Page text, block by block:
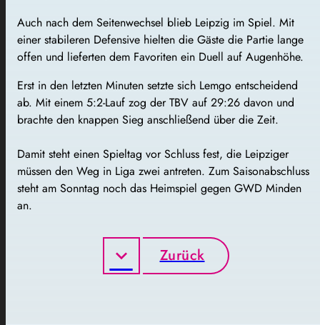
Auch nach dem Seitenwechsel blieb Leipzig im Spiel. Mit
einer stabileren Defensive hielten die Gäste die Partie lange
offen und lieferten dem Favoriten ein Duell auf Augenhöhe.
Erst in den letzten Minuten setzte sich Lemgo entscheidend
ab. Mit einem 5:2-Lauf zog der TBV auf 29:26 davon und
brachte den knappen Sieg anschließend über die Zeit.
Damit steht einen Spieltag vor Schluss fest, die Leipziger
müssen den Weg in Liga zwei antreten. Zum Saisonabschluss
steht am Sonntag noch das Heimspiel gegen GWD Minden
an.
Zurück